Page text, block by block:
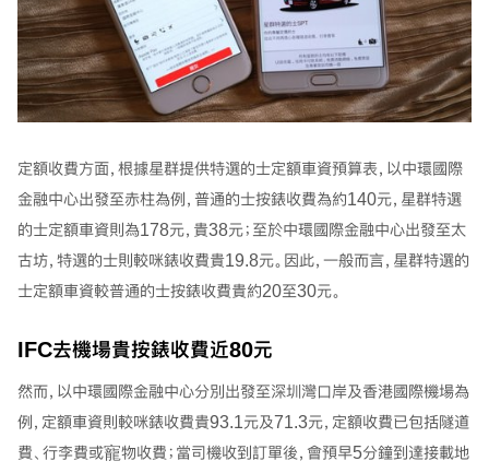
定額收費方面，根據星群提供特選的士定額車資預算表，以中環國際
金融中心出發至赤柱為例，普通的士按錶收費為約140元，星群特選
的士定額車資則為178元，貴38元；至於中環國際金融中心出發至太
古坊，特選的士則較咪錶收費貴19.8元。因此，一般而言，星群特選的
士定額車資較普通的士按錶收費貴約20至30元。
IFC去機場貴按錶收費近80元
然而，以中環國際金融中心分別出發至深圳灣口岸及香港國際機場為
例，定額車資則較咪錶收費貴93.1元及71.3元，定額收費已包括隧道
費、行李費或寵物收費；當司機收到訂單後，會預早5分鐘到達接載地